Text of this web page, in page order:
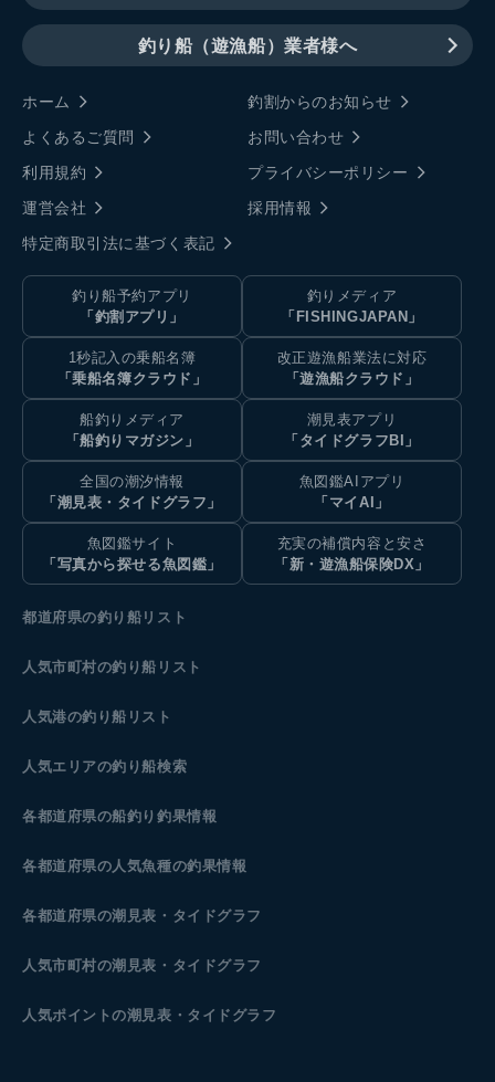
釣り船（遊漁船）業者様へ
ホーム
釣割からのお知らせ
よくあるご質問
お問い合わせ
利用規約
プライバシーポリシー
運営会社
採用情報
特定商取引法に基づく表記
釣り船予約アプリ
「釣割アプリ」
釣りメディア
「FISHINGJAPAN」
1秒記入の乗船名簿
「乗船名簿クラウド」
改正遊漁船業法に対応
「遊漁船クラウド」
船釣りメディア
「船釣りマガジン」
潮見表アプリ
「タイドグラフBI」
全国の潮汐情報
「潮見表・タイドグラフ」
魚図鑑AIアプリ
「マイAI」
魚図鑑サイト
「写真から探せる魚図鑑」
充実の補償内容と安さ
「新・遊漁船保険DX」
都道府県の釣り船リスト
人気市町村の釣り船リスト
人気港の釣り船リスト
人気エリアの釣り船検索
各都道府県の船釣り釣果情報
各都道府県の人気魚種の釣果情報
各都道府県の潮見表 ・タイドグラフ
人気市町村の潮見表・タイドグラフ
人気ポイントの潮見表・タイドグラフ